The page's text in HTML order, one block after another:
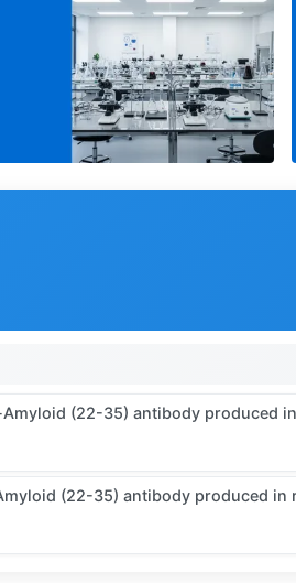
(22-35) antibody produced
(22-35) antibody produced in